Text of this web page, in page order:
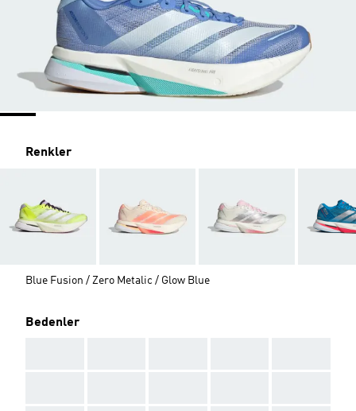
Renkler
Blue Fusion / Zero Metalic / Glow Blue
Bedenler